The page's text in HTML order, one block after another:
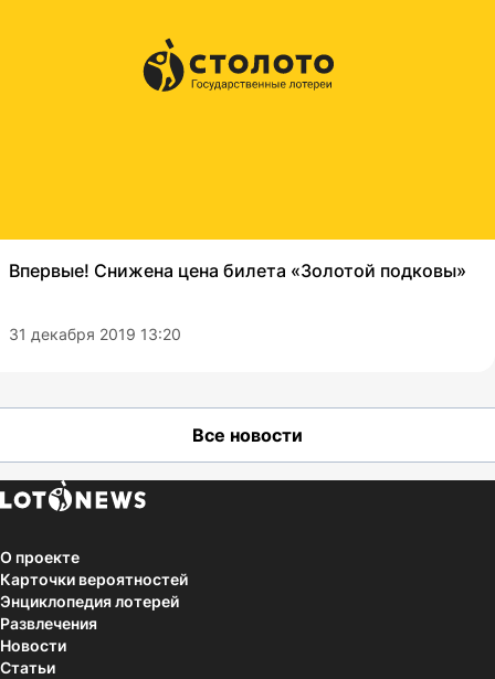
Впервые! Снижена цена билета «Золотой подковы»
31 декабря 2019 13:20
Все новости
О проекте
Карточки вероятностей
Энциклопедия лотерей
Развлечения
Новости
Статьи